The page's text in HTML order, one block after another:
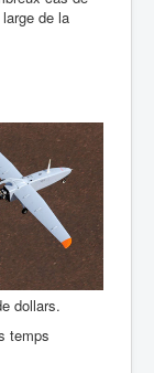
de la
dollars.
temps